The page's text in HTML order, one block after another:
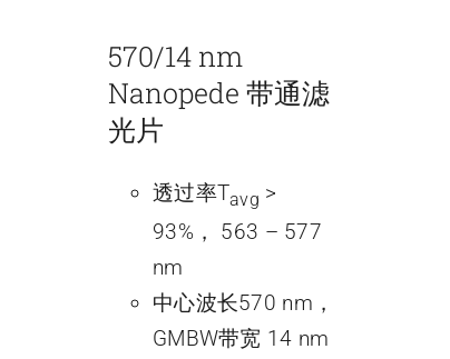
570/14 nm
Nanopede 带通滤
光片
透过率Tavg >
93%， 563 – 577
nm
中心波长570 nm，
GMBW带宽 14 nm